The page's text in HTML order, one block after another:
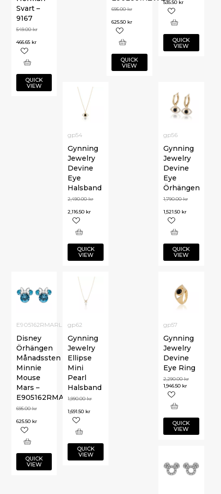
535.50 kr
QUICK
VIEW
Svart –
9167
549.00kr
466.65 kr
QUICK
VIEW
695.00kr
625.50 kr
QUICK
VIEW
gp54
Gynning
Jewelry
Devine
Eye
Halsband
2,490.00kr
2,116.50 kr
QUICK
VIEW
gp56
Gynning
Jewelry
Devine
Eye
Örhängen
1,790.00kr
1,521.50 kr
QUICK
VIEW
E905162RMARL
Disney
Örhängen
Månadssten
Minnie
Mouse
Mars –
E905162RMARL
695.00kr
625.50 kr
QUICK
VIEW
gp57
Gynning
Jewelry
Devine
Eye Ring
2,290.00kr
1,946.50 kr
QUICK
VIEW
gp62
Gynning
Jewelry
Ellipse
Mini
Pearl
Halsband
1,990.00kr
1,691.50 kr
QUICK
VIEW